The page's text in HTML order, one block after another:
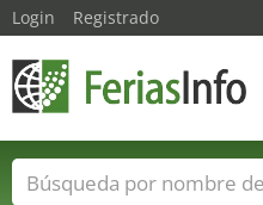
Login Registrado